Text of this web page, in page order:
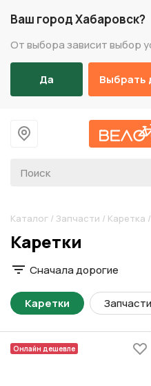
Ваш город Хабаровск?
От выбора зависит выбор
Да Выбрать
Каталог / Запчасти / Каретка /
Разделы каталога
Каретки
Сначала дорогие
Каретки
Онлайн дешевле